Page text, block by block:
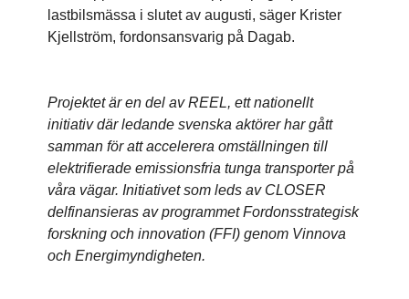
lastbilsmässa i slutet av augusti, säger Krister
Kjellström, fordonsansvarig på Dagab.
Projektet är en del av REEL, ett nationellt
initiativ där ledande svenska aktörer har gått
samman för att accelerera omställningen till
elektrifierade emissionsfria tunga transporter på
våra vägar. Initiativet som leds av CLOSER
delfinansieras av programmet Fordonsstrategisk
forskning och innovation (FFI) genom Vinnova
och Energimyndigheten.